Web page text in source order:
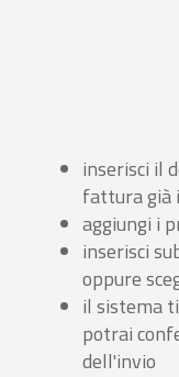
inserisci il
fattura già
aggiungi i
inserisci
oppure
il sistema
potrai
dell'invio